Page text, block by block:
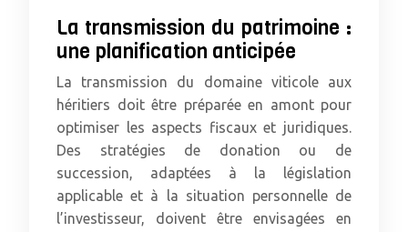
La transmission du patrimoine :
une planification anticipée
La transmission du domaine viticole aux
héritiers doit être préparée en amont pour
optimiser les aspects fiscaux et juridiques.
Des stratégies de donation ou de
succession, adaptées à la législation
applicable et à la situation personnelle de
l’investisseur, doivent être envisagées en